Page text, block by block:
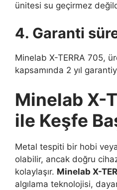
ünitesi su geçirmez
4. Garanti
Minelab X-TERRA 705,
kapsamında 2 yıl
Minelab X-
ile Keşfe
Metal tespiti bir hobi
olabilir, ancak doğru
kolaylaşır. Minelab X-
algılama teknolojisi,